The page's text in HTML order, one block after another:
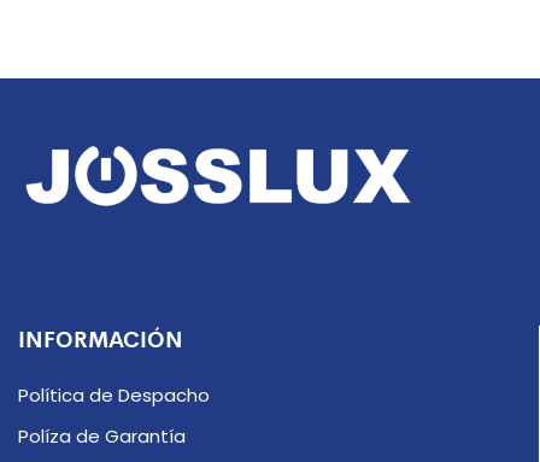
INFORMACIÓN
Política de Despacho
Políza de Garantía